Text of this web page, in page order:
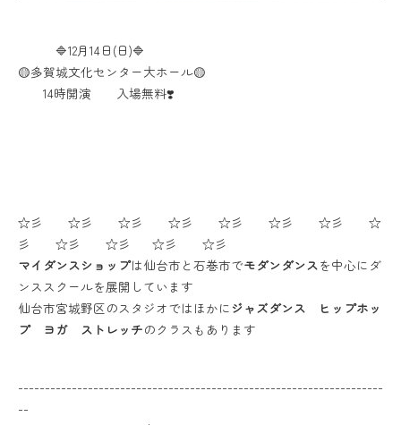
🔷12月14日(日)🔷
🟡多賀城文化センター大ホール🟡
14時開演 入場無料❣️
☆彡 ☆彡 ☆彡 ☆彡 ☆彡 ☆彡 ☆彡 ☆
彡 ☆彡 ☆彡 ☆彡 ☆彡
マイダンスショップは仙台市と石巻市でモダンダンスを中心にダ
ンススクールを展開しています
仙台市宮城野区のスタジオではほかに ジャズダンス ヒップホッ
プ ヨガ ストレッチのクラスもあります
--------------------------------------------------------------------
--